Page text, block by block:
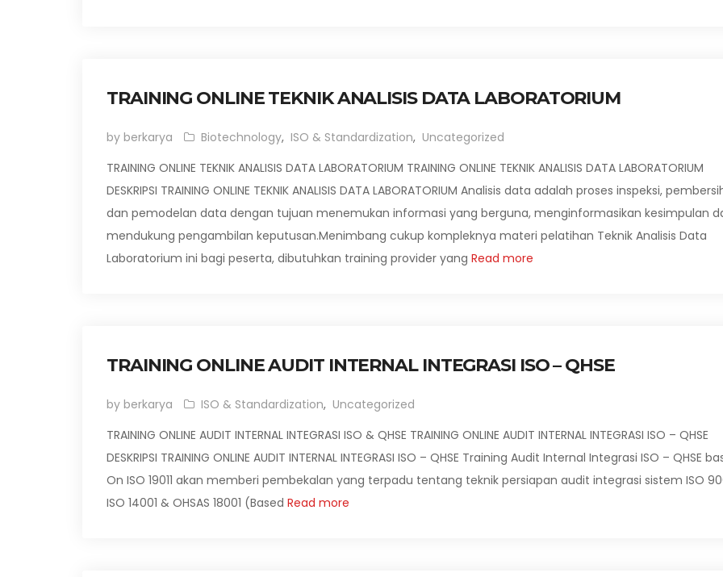
TRAINING ONLINE TEKNIK ANALISIS DATA LABORATORIUM
by berkarya Biotechnology, ISO & Standardization, Uncategorized
TRAINING ONLINE TEKNIK ANALISIS DATA LABORATORIUM TRAINING ONLINE TEKNIK ANALISIS DATA LABORATORIUM
DESKRIPSI TRAINING ONLINE TEKNIK ANALISIS DATA LABORATORIUM Analisis data adalah proses inspeksi,
dan pemodelan data dengan tujuan menemukan informasi yang berguna, menginformasikan kesimpulan
mendukung pengambilan keputusan.Menimbang cukup kompleknya materi pelatihan Teknik Analisis Data
Laboratorium ini bagi peserta, dibutuhkan training provider yang Read more
TRAINING ONLINE AUDIT INTERNAL INTEGRASI ISO – QHSE
by berkarya ISO & Standardization, Uncategorized
TRAINING ONLINE AUDIT INTERNAL INTEGRASI ISO & QHSE TRAINING ONLINE AUDIT INTERNAL INTEGRASI ISO – QHSE
DESKRIPSI TRAINING ONLINE AUDIT INTERNAL INTEGRASI ISO – QHSE Training Audit Internal Integrasi ISO – QHSE
On ISO 19011 akan memberi pembekalan yang terpadu tentang teknik persiapan audit integrasi sistem ISO
ISO 14001 & OHSAS 18001 (Based Read more